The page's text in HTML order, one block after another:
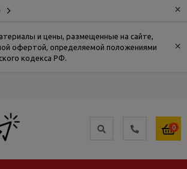
×
и цены, размещенные на сайте,
офертой, определяемой положениями
кодекса РФ.
×
0